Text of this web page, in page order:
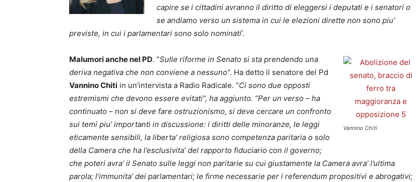
capire se i cittadini avranno il diritto di eleggersi i deputati e i senatori o
se andiamo verso un sistema in cui le elezioni dirette non sono piu’
previste, in cui i parlamentari sono solo nominati’.
Vannino Chiti
Malumori anche nel PD. ”Sulle riforme in Senato si sta prendendo una
deriva negativa che non conviene a nessuno’‘. Ha detto il senatore del Pd
Vannino Chiti in un’intervista a Radio Radicale. ”Ci sono due opposti
estremismi che devono essere evitati”, ha aggiunto. ”Per un verso – ha
continuato – non si deve fare ostruzionismo, si deve cercare un confronto
sui temi piu’ importanti in discussione: i diritti delle minoranze, le leggi
eticamente sensibili, la liberta’ religiosa sono competenza paritaria o solo
della Camera che ha l’esclusivita’ del rapporto fiduciario con il governo;
che poteri avra’ il Senato sulle leggi non paritarie su cui giustamente la Camera avra’ l’ultima
parola; l’immunita’ dei parlamentari; le firme necessarie per i referendum propositivi e abrogativi;